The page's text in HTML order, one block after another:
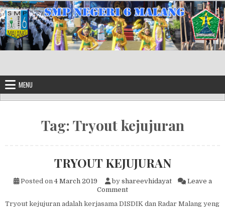
Skip to content
MENU
Tag:Tryout kejujuran
TRYOUT KEJUJURAN
Posted on 4 March 2019 by shareevhidayat
Leave a
Commenton TRYOUT KEJUJURAN
Tryout kejujuran adalah kerjasama DISDIK dan Radar Malang yeng